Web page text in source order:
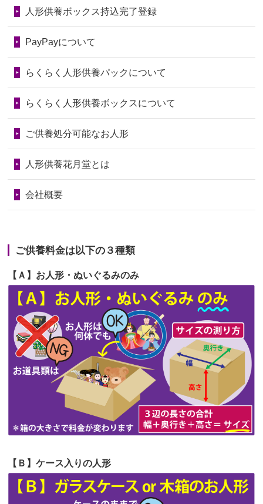
ので、お願...
いたことが...
2026/06/28老後のことを考え体力のあるうちに身
2026/06/28人形たちに これまで本当にありがとう
天...
2026/06/24今は亡き両親が孫（私の子供）の初節
句に贈って...
が伸びた時...
2026/06/22
娘の初めてのひな祭りにあわせて、娘
の祖父母か...
2026/06/20
雛人形をお道具も含め一式で引き取っ
てくださる...
第75回人形供養祭令和7年1月17日(金)
第73回人形供養祭令和6年10月17日(木)
第71回人形供養祭令和6年8月1日(木)
第70回人形供養祭令和6年6月21日(金)
第68回人形供養祭令和6年3月22日(金)
第65回人形供養祭令和5年11月09日(木)
第64回人形供養祭令和5年9月21日(木)
第63回人形供養祭 令和5年8月1日(火)
第62回人形供養祭令和5年6月21日(水)
第61回人形供養祭 令和5年5月19日(金)
第60回人形供養祭令和5年3月28日(火)
第59回人形供養祭 令和5年2月10日(金)
第58回人形供養祭令和5年12月21日(水)
第56回人形供養祭 令和4年10月19日(水)
人形供養ボックス持込完了登録
PayPayについて
らくらく人形供養パックについて
らくらく人形供養ボックスについて
ご供養処分可能なお人形
人形供養花月堂とは
会社概要
ご供養料金は以下の３種類
【Ａ】お人形・ぬいぐるみのみ
【Ｂ】ケース入りの人形